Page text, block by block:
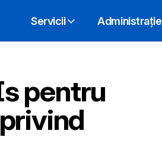
Servicii Administrație
pentru